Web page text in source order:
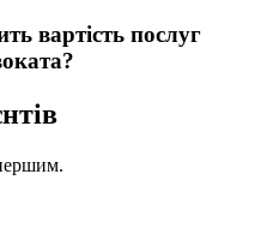
вартість послуг